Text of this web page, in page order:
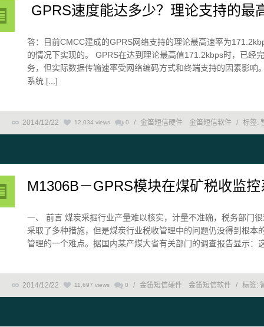
GPRS速度能达多少？理论支持的最
答：目前CMCC建成的GPRS网络支持的理论最高速率为
的情况下实现的。 GPRS在达到理论最高值171.2kbps时，已经
务，但实际数据传输速率受网络编码方式和终端支持的因素影
系统 [...]
2014/12/22 12,034 views 0 / 金笛短信硬件 金笛短信软件 / 标签:
M1306B－GPRS模块在煤矿税收监
一、 前言 煤炭采掘行业产量难以核实，计量不准确，税务部门
采取了多种措施，但是煤炭行业税收管理中的问题仍没得到根
管理的一个难点。据国内某产煤大省有关部门的调查报告显示：
2014/12/22 11,697 views 0 / 金笛短信硬件 金笛短信软件 / 标签: